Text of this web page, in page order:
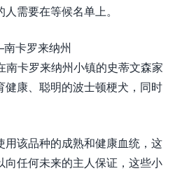
需要在等候名单上。
卡罗来纳州
南卡罗来纳州小镇的史蒂文森家
健康、聪明的波士顿梗犬，同时
用该品种的成熟和健康血统，这
向任何未来的主人保证，这些小